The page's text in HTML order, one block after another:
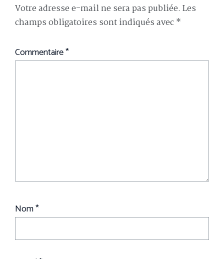
Votre adresse e-mail ne sera pas publiée. Les
champs obligatoires sont indiqués avec*
Commentaire*
Nom*